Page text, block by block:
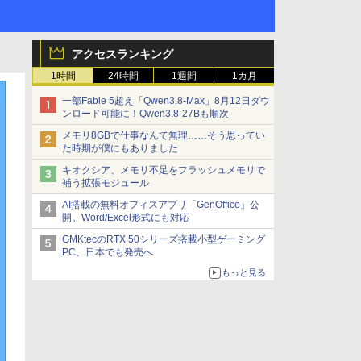
アクセスランキング
1時間 24時間 1週間 1カ月
一部Fable 5超え「Qwen3.8-Max」8月12日ダウ
ンロード可能に！Qwen3.8-27Bも順次
メモリ8GBで仕事なんて無理……そう思ってい
た時期が僕にもありました
キオクシア、メモリ不足をフラッシュメモリで
補う拡張モジュール
AI搭載の無料オフィスアプリ「GenOffice」公
開。Word/Excel形式にも対応
GMKtecのRTX 50シリーズ搭載小型ゲーミング
PC、日本でも発売へ
もっと見る